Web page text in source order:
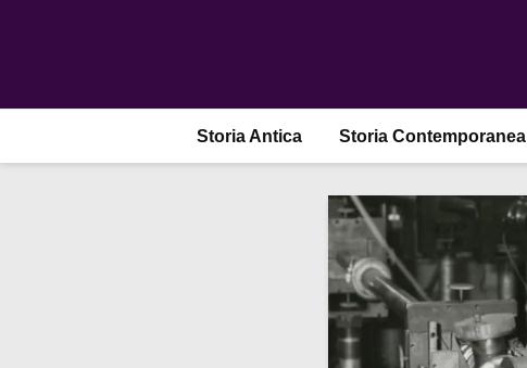
Storia Antica Storia Contemporanea